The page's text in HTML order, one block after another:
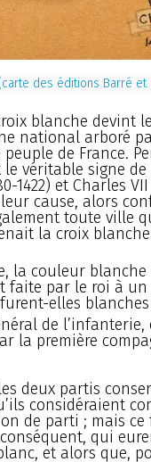
des éditions Barré et
blanche devint
national arboré
de France.
véritable signe
1422) et Charles VII
cause, alors
toute ville
la croix
la couleur
faite par le roi à
elles
de
la première
deux partis
considéraient
de parti ; mais
qui
et alors que,